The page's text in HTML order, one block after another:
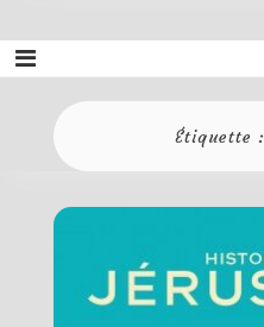
Étiquette :